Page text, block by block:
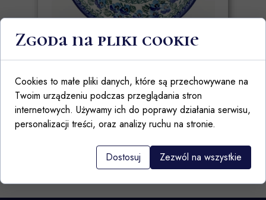
Talerz obiadowy 24cm 2273X Kobaltowe
110,00 PLN
Powrót do kształtów
Zgoda na pliki cookie
Cookies to małe pliki danych, które są przechowywane na
Twoim urządzeniu podczas przeglądania stron
internetowych. Używamy ich do poprawy działania serwisu,
personalizacji treści, oraz analizy ruchu na stronie.
Dostosuj Zezwól na wszystkie